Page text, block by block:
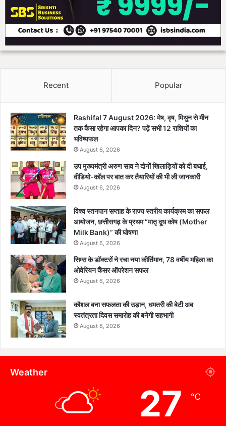
Recent Popular
Rashifal 7 August 2026: मेष, वृष, मिथुन से मीन
तक कैसा रहेगा आपका दिन? पढ़ें सभी 12 राशियों का
भविष्यफल
August 6, 2026
उप मुख्यमंत्री अरुण साव ने दोनों खिलाड़ियों को दी बधाई,
वीडियो-कॉल पर बात कर तैयारियों की भी ली जानकारी
August 6, 2026
विश्व स्तनपान सप्ताह के राज्य स्तरीय कार्यक्रम का सफल
आयोजन, छत्तीसगढ़ के प्रथम “मातृ दूध कोष (Mother
Milk Bank)” की घोषणा
August 6, 2026
सिम्स के डॉक्टरों ने रचा नया कीर्तिमान, 78 वर्षीय महिला का
ओवेरियन कैंसर ऑपरेशन सफल
August 6, 2026
कौशल बना सफलता की उड़ान, धमतरी की बेटी अब
स्वतंत्रता दिवस समारोह की बनेगी सहभागी
August 6, 2026
Weather
27 ℃